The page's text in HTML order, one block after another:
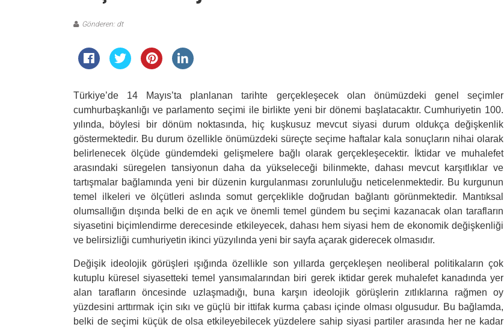
Gönderen: dt
Türkiye’de 14 Mayıs’ta planlanan tarihte gerçekleşecek olan önümüzdeki genel seçimler
cumhurbaşkanlığı ve parlamento seçimi ile birlikte yeni bir dönemi başlatacaktır. Cumhuriyetin 100.
yılında, böylesi bir dönüm noktasında, hiç kuşkusuz mevcut siyasi durum oldukça değişkenlik
göstermektedir. Bu durum özellikle önümüzdeki süreçte seçime haftalar kala sonuçların nihai olarak
belirlenecek ölçüde gündemdeki gelişmelere bağlı olarak gerçekleşecektir. İktidar ve muhalefet
arasındaki süregelen tansiyonun daha da yükseleceği bilinmekte, dahası mevcut karşıtlıklar ve
tartışmalar bağlamında yeni bir düzenin kurgulanması zorunluluğu neticelenmektedir. Bu kurgunun
temel ilkeleri ve ölçütleri aslında somut gerçeklikle doğrudan bağlantı görünmektedir. Mantıksal
olumsallığın dışında belki de en açık ve önemli temel gündem bu seçimi kazanacak olan tarafların
siyasetini biçimlendirme derecesinde etkileyecek, dahası hem siyasi hem de ekonomik değişkenliği
ve belirsizliği cumhuriyetin ikinci yüzyılında yeni bir sayfa açarak giderecek olmasıdır.
Değişik ideolojik görüşleri ışığında özellikle son yıllarda gerçekleşen neoliberal politikaların çok
kutuplu küresel siyasetteki temel yansımalarından biri gerek iktidar gerek muhalefet kanadında yer
alan tarafların öncesinde uzlaşmadığı, buna karşın ideolojik görüşlerin zıtlıklarına rağmen oy
yüzdesini arttırmak için sıkı ve güçlü bir ittifak kurma çabası içinde olması olgusudur. Bu bağlamda,
belki de seçimi küçük de olsa etkileyebilecek yüzdelere sahip siyasi partiler arasında her ne kadar